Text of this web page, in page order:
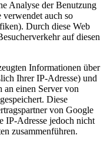
Analyse der Benutzung
auch so
Durch diese Web
auf diesen
Informationen über
Ihrer IP-Adresse) und
an einen Server von
Diese
von Google
IP-Adresse jedoch nicht
zusammenführen.